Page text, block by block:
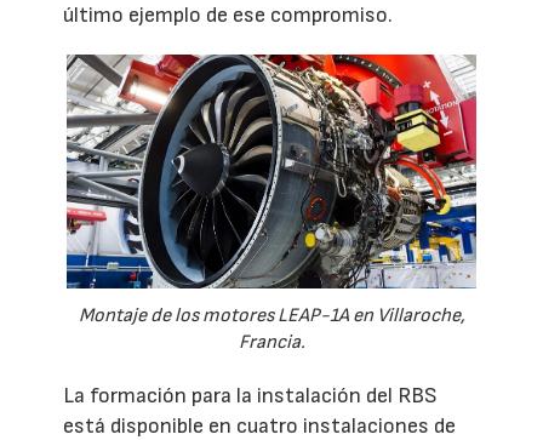
último ejemplo de ese compromiso.
Montaje de los motores LEAP-1A en Villaroche,
Francia.
La formación para la instalación del RBS
está disponible en cuatro instalaciones de